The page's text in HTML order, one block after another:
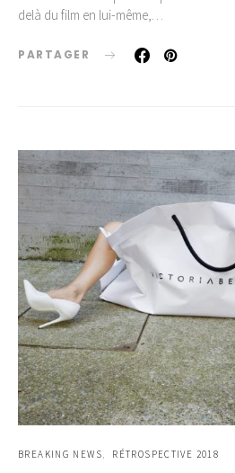
delà du film en lui-même,…
PARTAGER
BREAKING NEWS RÉTROSPECTIVE 2018